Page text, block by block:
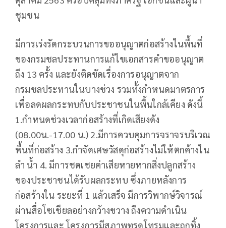
ชุมชน
มีการเร่งรัดกระบวนการขออนุญาตก่อสร้างในพื้นที่
ของกรมชลประทานการแก้ไขเอกสารคำขออนุญาต
ถึง 13 ครั้ง และยังติดขัดเรื่องการอนุญาตจาก
กรมชลประทานในบางช่วง รวมทั้งกำหนดมาตรการ
เพื่อลดผลกระทบกับประชาชนในพื้นใกล้เคียง ดังนี้
1.กำหนดช่วงเวลาก่อสร้างที่เกิดเสียงดัง
(08.00น.-17.00 น.) 2.มีการควบคุมการจราจรบริเวณ
พื้นที่ก่อสร้าง 3.กำจัดเศษวัสดุก่อสร้างไม่ให้ตกค้างใน
ลำ น้ำ 4. มีการชดเชยค่าเสียหายหากสิ่งปลูกสร้าง
ของประชาชนได้รับผลกระทบ ซึ่งภายหลังการ
ก่อสร้างใน ระยะที่ 1 แล้วเสร็จ มีการวิพากษ์วิจารณ์
ผ่านสื่อโซเชียลอย่างกว้างขวาง ถึงความดำเนิน
โครงการและ โครงการมีสภาพทรุดโทรมและถูกทิ้ง